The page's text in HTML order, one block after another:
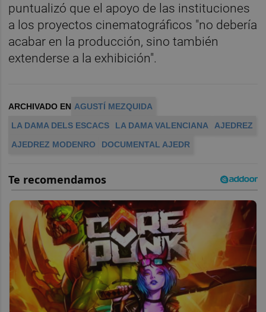
puntualizó que el apoyo de las instituciones
a los proyectos cinematográficos "no debería
acabar en la producción, sino también
extenderse a la exhibición".
ARCHIVADO EN AGUSTÍ MEZQUIDA
LA DAMA DELS ESCACS
LA DAMA VALENCIANA
AJEDREZ
AJEDREZ MODENRO
DOCUMENTAL AJEDR